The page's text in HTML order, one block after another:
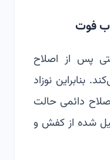
فوت
پس از اصلاح
بنابراین نوزاد
دائمی حالت
شده از کفش و